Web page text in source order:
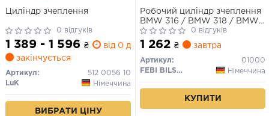
Циліндр зчеплення
0 відгуків
1 389 - 1 596 ₴
від 0 дн.
закінчується
Артикул:
512 0056 10
LuK
Німеччина
ВИБРАТИ ЦІНУ
Робочий циліндр зчеплення
BMW 316 / BMW 318 / BMW
325
0 відгуків
1 262 ₴ завтра
Артикул:
01000
FEBI BILSTEIN
Німеччина
КУПИТИ